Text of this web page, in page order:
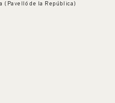
(Pavelló de la República)